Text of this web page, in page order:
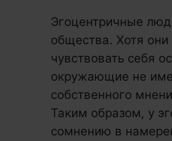
Эгоцентричные
общества. Хотя
чувствовать себя
окружающие не
собственного
Таким образом, у
сомнению в